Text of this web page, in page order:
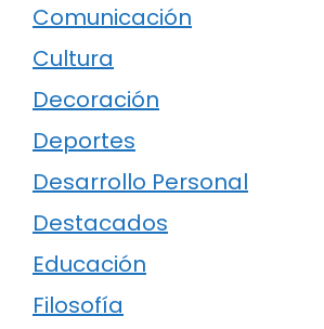
Comunicación
Cultura
Decoración
Deportes
Desarrollo Personal
Destacados
Educación
Filosofía